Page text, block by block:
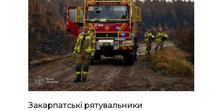
Закарпатські рятувальники